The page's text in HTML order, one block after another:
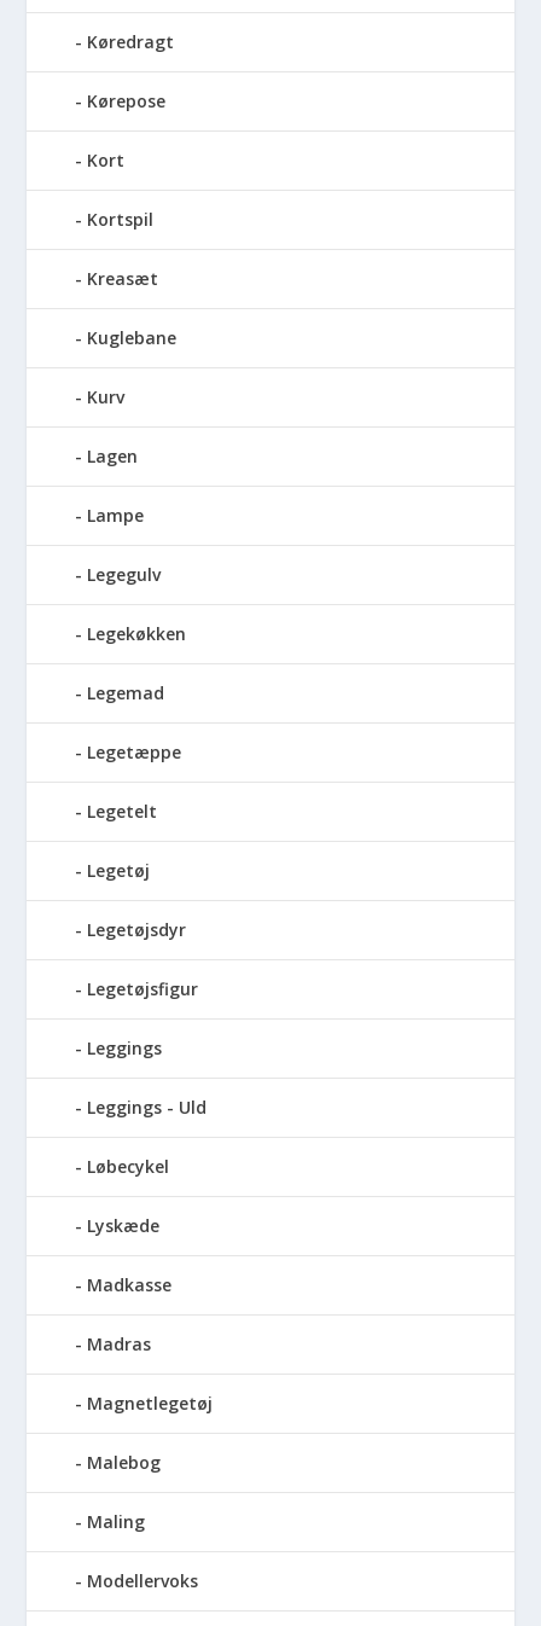
Køredragt
Kørepose
Kort
Kortspil
Kreasæt
Kuglebane
Kurv
Lagen
Lampe
Legegulv
Legekøkken
Legemad
Legetæppe
Legetelt
Legetøj
Legetøjsdyr
Legetøjsfigur
Leggings
Leggings - Uld
Løbecykel
Lyskæde
Madkasse
Madras
Magnetlegetøj
Malebog
Maling
Modellervoks